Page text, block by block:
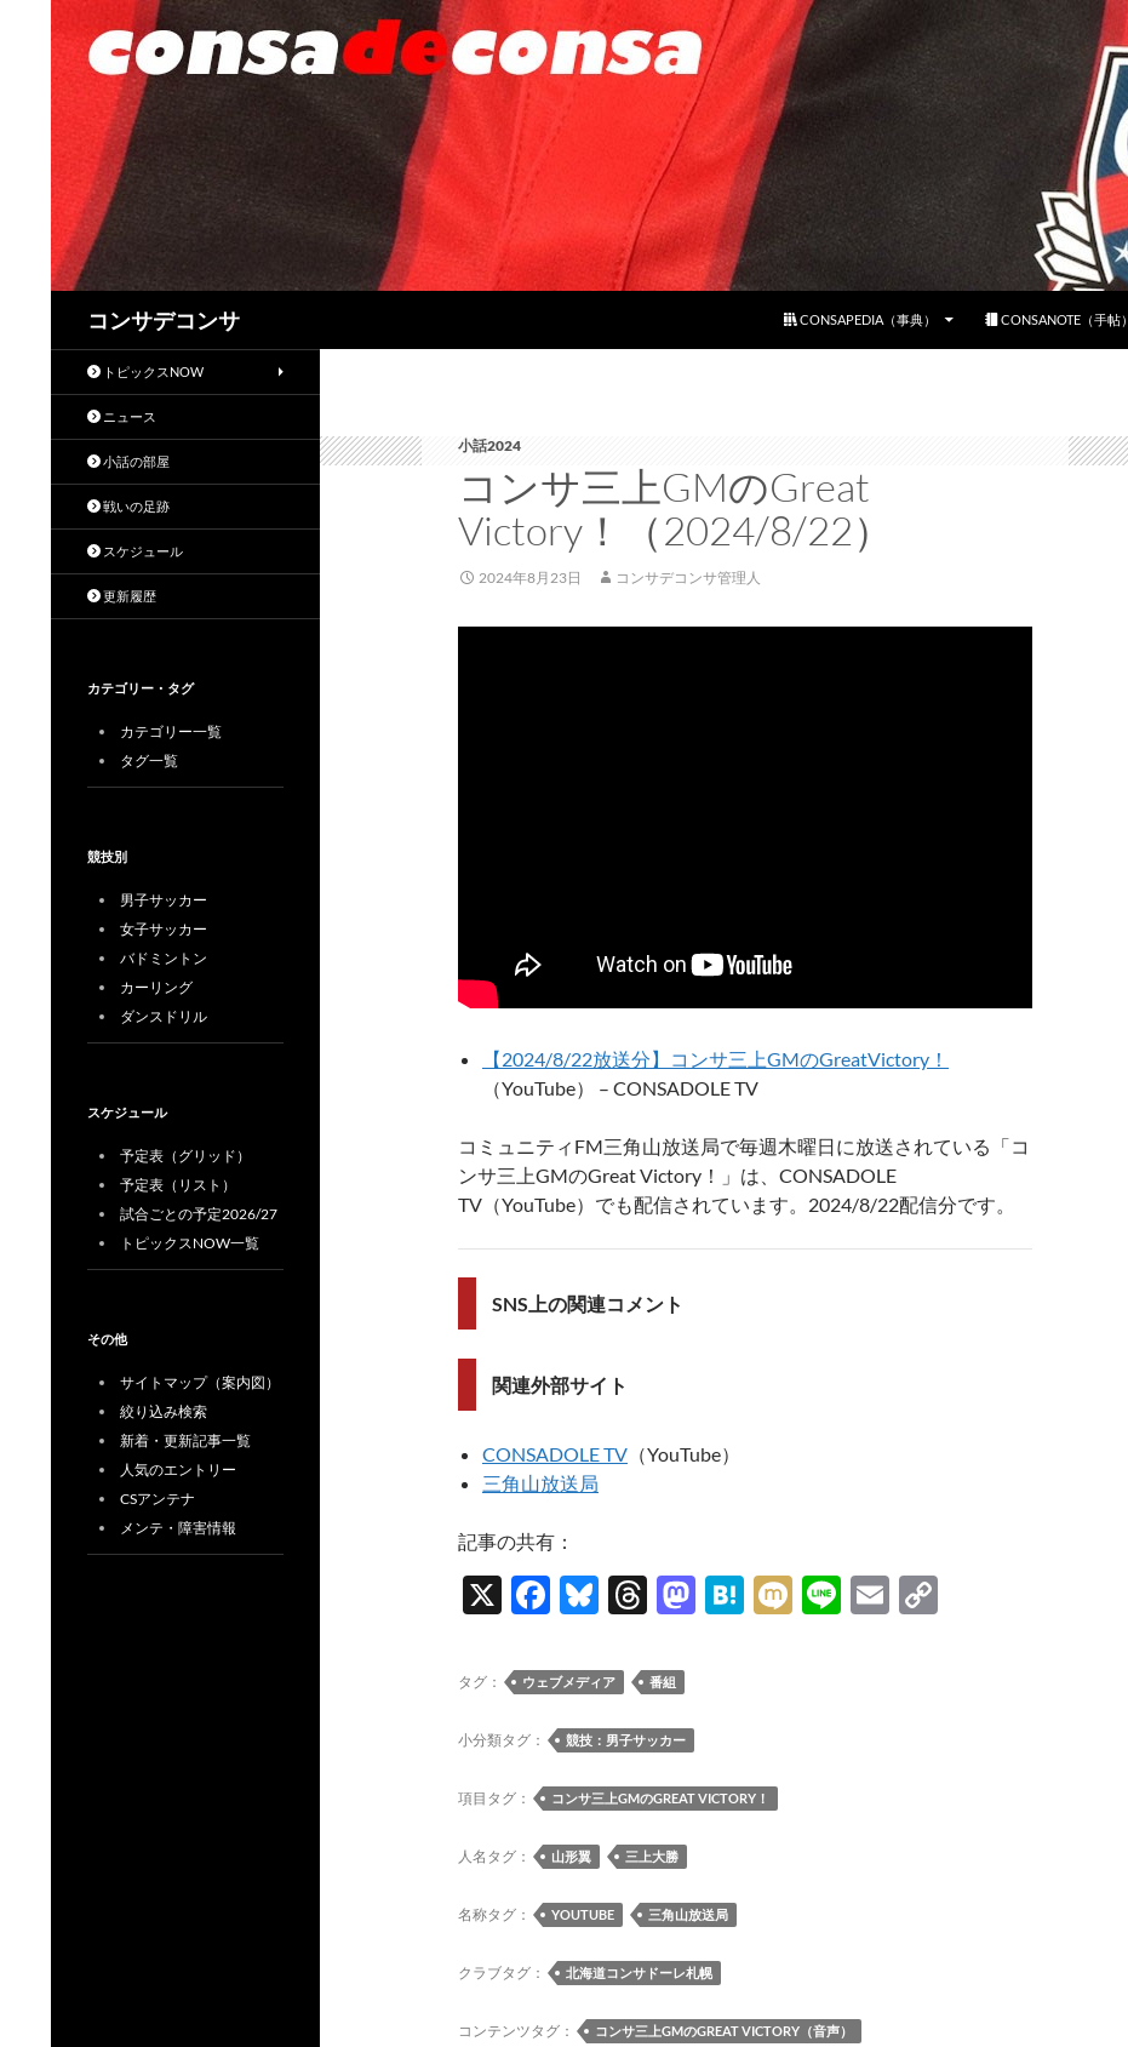
コンサデコンサ
CONSAPEDIA（事典）
CONSANOTE（手帖）
小話2024
コンサ三上GMのGreat
Victory！（2024/8/22）
2024年8月23日 コンサデコンサ管理人
【2024/8/22放送分】コンサ三上GMのGreatVictory！
（YouTube） – CONSADOLE TV
コミュニティFM三角山放送局で毎週木曜日に放送されている「コ
ンサ三上GMのGreat Victory！」は、CONSADOLE
TV（YouTube）でも配信されています。2024/8/22配信分です。
SNS上の関連コメント
関連外部サイト
CONSADOLE TV （YouTube）
三角山放送局
記事の共有：
X
F
e
o
o
Bl
es
y
T
e
ds
M
n
H
M Li
E
タグ： ウェブメディア 番組
小分類タグ： 競技：男子サッカー
項目タグ： コンサ三上GMのGREAT VICTORY！
人名タグ： 山形翼 三上大勝
名称タグ： YOUTUBE 三角山放送局
クラブタグ： 北海道コンサドーレ札幌
コンテンツタグ： コンサ三上GMのGREAT VICTORY（音声）
トピックスNOW
ニュース
小話の部屋
戦いの足跡
スケジュール
更新履歴
カテゴリー・タグ
カテゴリー一覧
タグ一覧
競技別
男子サッカー
女子サッカー
バドミントン
カーリング
ダンスドリル
スケジュール
予定表（グリッド）
予定表（リスト）
試合ごとの予定2026/27
トピックスNOW一覧
その他
サイトマップ（案内図）
絞り込み検索
新着・更新記事一覧
人気のエントリー
CSアンテナ
メンテ・障害情報